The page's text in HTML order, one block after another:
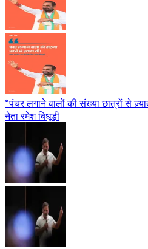
“पंचर लगाने वालों की संख्या छात्रों से
नेता रमेश बिधूड़ी